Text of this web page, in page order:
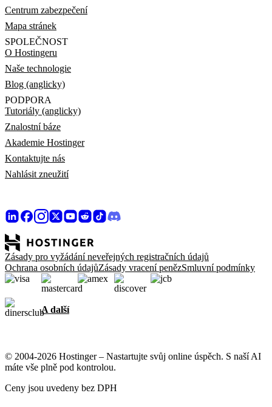
Centrum zabezpečení
Mapa stránek
SPOLEČNOST
O Hostingeru
Naše technologie
Blog (anglicky)
PODPORA
Tutoriály (anglicky)
Znalostní báze
Akademie Hostinger
Kontaktujte nás
Nahlásit zneužití
Zásady pro vyžádání neveřejných registračních údajů
Ochrana osobních údajůZásady vracení penězSmluvní podmínky
A další
© 2004-2026 Hostinger – Nastartujte svůj online úspěch. S naší AI
máte vše plně pod kontrolou.
Ceny jsou uvedeny bez DPH